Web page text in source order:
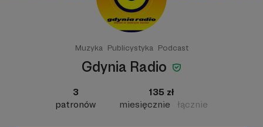
Muzyka Publicystyka Podcast
Gdynia Radio
3
patronów
135 zł
miesięcznie
łącznie